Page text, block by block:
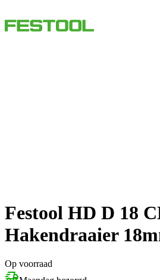
Festool HD D 18
Hakendraaier
Op voorraad